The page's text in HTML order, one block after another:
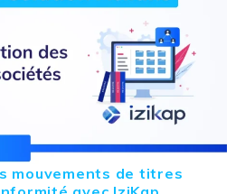
mouvements de titres